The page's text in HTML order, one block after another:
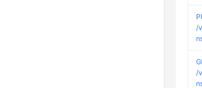
/
/